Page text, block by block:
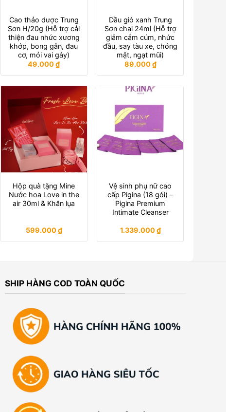
Cao thảo dược Trung
Sơn H/20g (Hỗ trợ cải
thiện đau nhức xương
khớp, bong gân, đau
cơ, mỏi vai gáy)
49.000₫
Dầu gió xanh Trung
Sơn chai 24ml (Hỗ trợ
giảm cảm cúm, nhức
đầu, say tàu xe, chóng
mặt, ngạt mũi)
89.000₫
Hộp quà tặng Mine
Nước hoa Love in the
air 30ml & Khăn lụa
599.000₫
Vệ sinh phụ nữ cao
cấp Pigina (18 gói) –
Pigina Premium
Intimate Cleanser
1.339.000₫
SHIP HÀNG COD TOÀN QUỐC